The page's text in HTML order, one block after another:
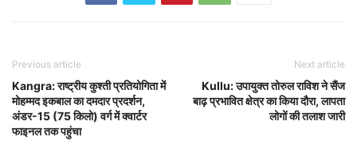
Previous article
Kangra: राष्ट्रीय कुश्ती प्रतियोगिता में
मोहम्मद इकबाल का दमदार प्रदर्शन,
अंडर-15 (75 किलो) वर्ग में क्वार्टर
फाइनल तक पहुंचा
Next article
Kullu: उपायुक्त तोरुल राविश ने सैंज
बाढ़ प्रभावित क्षेत्र का किया दौरा, लापता
लोगों की तलाश जारी